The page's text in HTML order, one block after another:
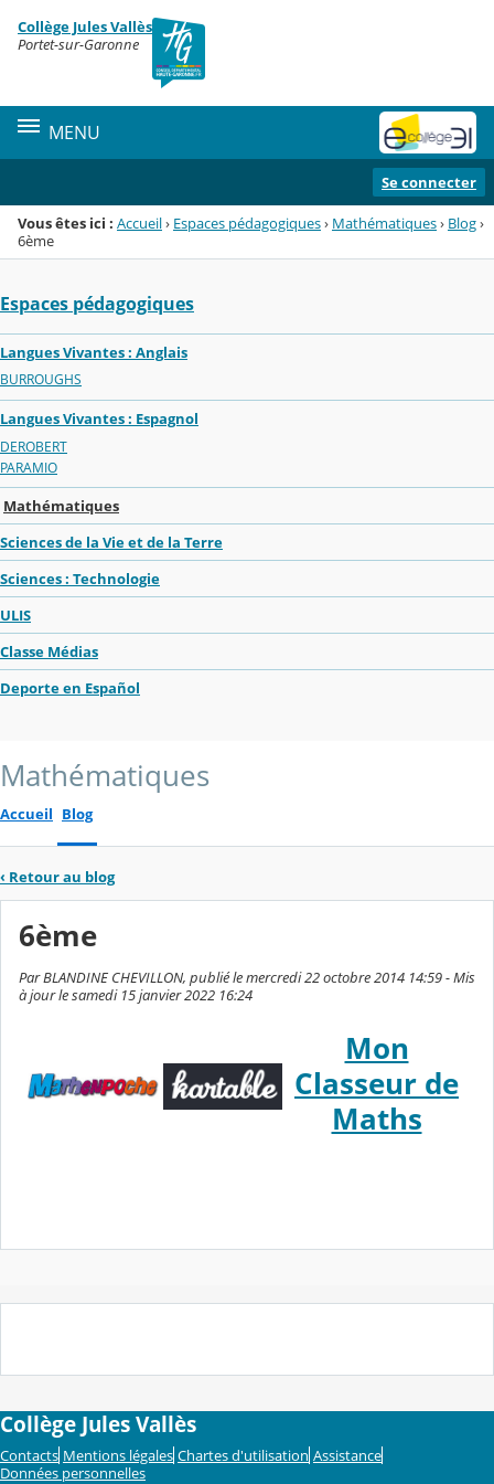
Menu de la rubrique
Contenu
Collège Jules Vallès
Portet-sur-Garonne
MENU
Se connecter
Vous êtes ici : Accueil› Espaces pédagogiques› Mathématiques› Blog›
6ème
Espaces pédagogiques
Langues Vivantes : Anglais
BURROUGHS
Langues Vivantes : Espagnol
DEROBERT
PARAMIO
Mathématiques
Sciences de la Vie et de la Terre
Sciences : Technologie
ULIS
Classe Médias
Deporte en Español
Mathématiques
Accueil Blog
‹ Retour au blog
6ème
Par BLANDINE CHEVILLON, publié le mercredi 22 octobre 2014 14:59 - Mis
à jour le samedi 15 janvier 2022 16:24
Mon
Classeur de
Maths
Collège Jules Vallès
Contacts Mentions légales Chartes d'utilisation Assistance
Données personnelles